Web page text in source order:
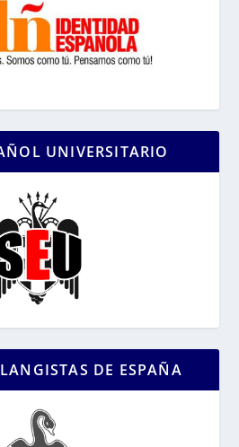
UNIVERSITARIO
DE ESPAÑA